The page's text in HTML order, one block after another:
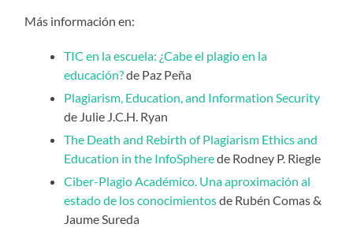
Más información en:
TIC en la escuela: ¿Cabe el plagio en la
educación?de Paz Peña
Plagiarism, Education, and Information Security
de Julie J.C.H. Ryan
The Death and Rebirth of Plagiarism Ethics and
Education in the InfoSpherede Rodney P. Riegle
Ciber-Plagio Académico. Una aproximación al
estado de los conocimientosde Rubén Comas &
Jaume Sureda